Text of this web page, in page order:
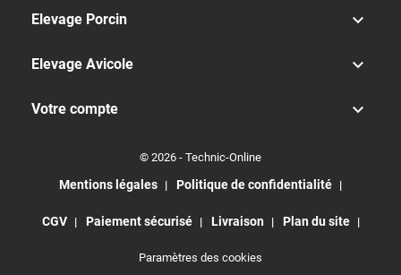
Elevage Porcin 
Elevage Avicole 
Votre compte 
© 2026 - Technic-Online
Mentions légales Politique de confidentialité
CGV Paiement sécurisé Livraison Plan du site
Paramètres des cookies